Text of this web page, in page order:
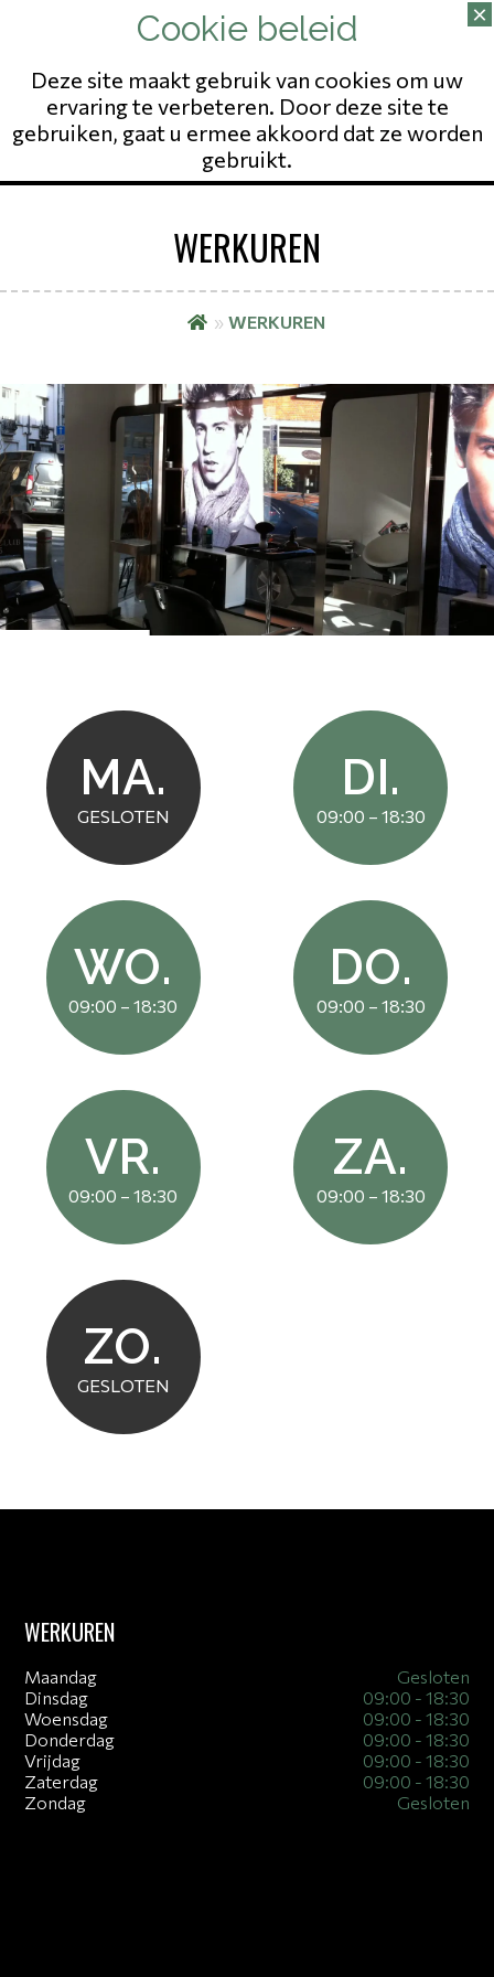
02/343.09.65
13 RUE DU POSTILLON
NO ENTREPRISE: 823541975
WERKUREN
» WERKUREN
MA.
GESLOTEN
DI.
09:00 – 18:30
WO.
09:00 – 18:30
DO.
09:00 – 18:30
VR.
09:00 – 18:30
ZA.
09:00 – 18:30
ZO.
GESLOTEN
WERKUREN
Maandag
Gesloten
Dinsdag
09:00 - 18:30
Woensdag
09:00 - 18:30
Donderdag
09:00 - 18:30
Vrijdag
09:00 - 18:30
Zaterdag
09:00 - 18:30
Zondag
Gesloten
Deze site maakt gebruik van cookies om uw
ervaring te verbeteren. Door deze site te
gebruiken, gaat u ermee akkoord dat ze worden
gebruikt.